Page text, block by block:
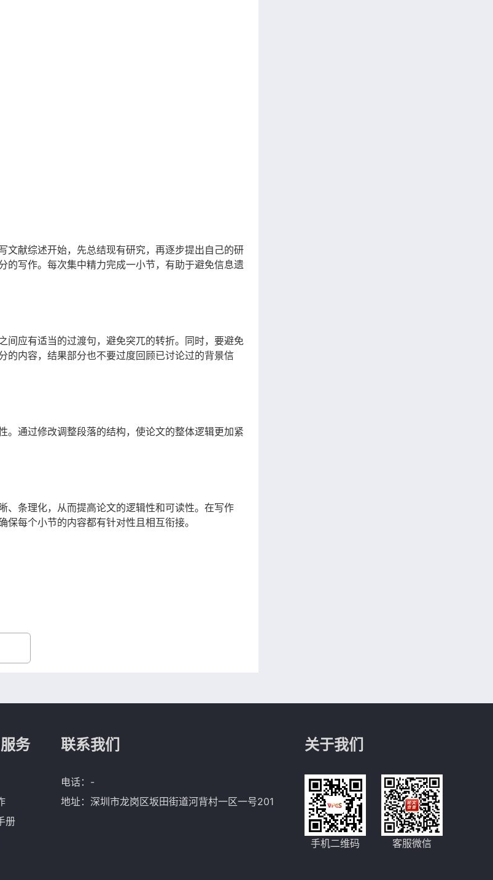
文献综述开始，先总结现有研究，再逐步提出自己的研
的写作。每次集中精力完成一小节，有助于避免信息遗
间应有适当的过渡句，避免突兀的转折。同时，要避免
的内容，结果部分也不要过度回顾已讨论过的背景信
。通过修改调整段落的结构，使论文的整体逻辑更加紧
、条理化，从而提高论文的逻辑性和可读性。在写作
每个小节的内容都有针对性且相互衔接。
务
册
联系我们
电话：-
地址：深圳市龙岗区坂田街道河背村一区一号201
关于我们
手机二维码 客服微信